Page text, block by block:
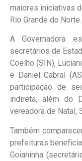
maiores iniciativas
Rio Grande do Norte.
A Governadora
secretários de
Coelho (SIN),
e Daniel Cabral
participação de
indireta, além do
vereadora de Natal,
​Também
prefeituras
Goianinha